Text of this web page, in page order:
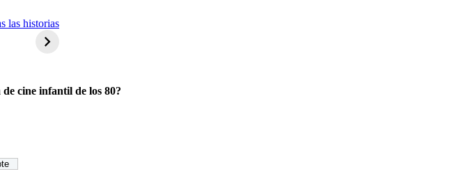
las historias
cine infantil de los 80?